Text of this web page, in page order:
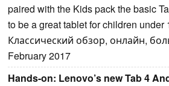
paired with the Kids pack the basic
to be a great tablet for children under
Классический обзор, онлайн,
February 2017
Hands-on: Lenovo’s new Tab 4